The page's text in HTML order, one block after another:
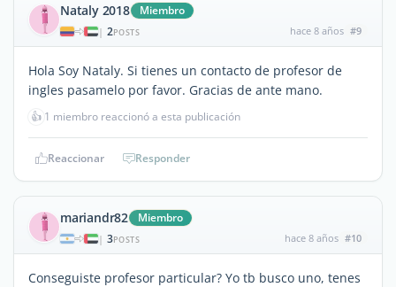
Nataly 2018 Miembro
| 2POSTS hace 8 años #9
Hola Soy Nataly. Si tienes un contacto de profesor de
ingles pasamelo por favor. Gracias de ante mano.
👍 1 miembro reaccionó a esta publicación
Reaccionar Responder
mariandr82 Miembro
| 3POSTS hace 8 años #10
Conseguiste profesor particular? Yo tb busco uno, tenes